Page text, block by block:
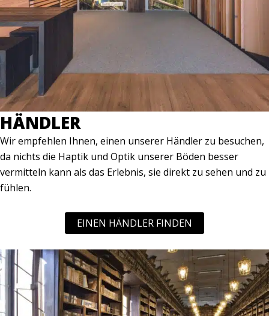
HÄNDLER
Wir empfehlen Ihnen, einen unserer Händler zu besuchen,
da nichts die Haptik und Optik unserer Böden besser
vermitteln kann als das Erlebnis, sie direkt zu sehen und zu
fühlen.
EINEN HÄNDLER FINDEN